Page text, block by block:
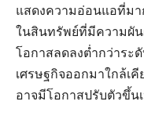
แสดงความอ่อนแอที่มา
ในสินทรัพย์ที่มีความผัน
โอกาสลดลงต่ำกว่าระ
เศรษฐกิจออกมาใกล้เ
อาจมีโอกาสปรับตัวขึ้